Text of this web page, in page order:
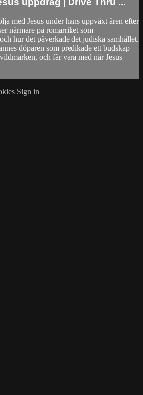
med Jesus under hans uppväxt åren efter
närmare på romarriket som
hur det påverkade det judiska samhället.
döparen som predikade ett budskap
och får vara med när Jesus
Sign in